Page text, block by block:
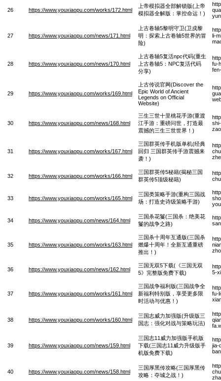
26 https://www.youxiaopu.com/works/172.html
上帝模拟器全部解锁版(上帝
模拟器全解版：掌控命运！)
27 https://www.youxiaopu.com/news/171.html
上古卷轴5黎明守卫(卫戍黎
明：探索上古卷轴5世界的冒
险)
li-
28 https://www.youxiaopu.com/news/170.html
上古卷轴5复活npc代码(重生
上古卷轴5：NPC复活代码
分享)
fu-
29 https://www.youxiaopu.com/works/169.html
上古传说官网(Discover the
Epic World of Ancient
Legends on Official
Website)
30 https://www.youxiaopu.com/news/168.html
三生三世十里桃花手游(重渡
江手游：重磅问世，打造最
震撼的三生三世世界！)
31 https://www.youxiaopu.com/works/167.html
三国群英传手机版单机(经典
回归 三国群英传手游震撼来
袭！)
32 https://www.youxiaopu.com/works/166.html
三国群英传5秘籍(揭秘三国
群英传5顶级秘籍)
33 https://www.youxiaopu.com/works/165.html
三国类策略手游(重构三国战
场：打造史诗级策略手游)
34 https://www.youxiaopu.com/news/164.html
三国杀花鬘(三国杀：绝美花
鬘的战争之路)
35 https://www.youxiaopu.com/works/163.html
三国杀十周年互通版(三国杀
燃爆十周年！全新互通重磅
推出！)
36 https://www.youxiaopu.com/news/162.html
三国无双5下载(《三国无双
5》完整版免费下载)
5-
37 https://www.youxiaopu.com/works/161.html
三国战争福利版(三国战争全
新福利特别版，享受更多限
时活动与优惠！)
fu-
38 https://www.youxiaopu.com/works/160.html
三国志威力加强版(升级版三
国志：强化对战与策略玩法)
39 https://www.youxiaopu.com/news/159.html
三国志11威力加强版手机版
下载(三国志11威力升级版手
机版免费下载)
jia-
40 https://www.youxiaopu.com/news/158.html
三国厚黑传攻略(三国厚黑传
攻略：夺城之战！)